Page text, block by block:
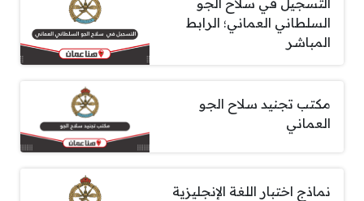
السلطاني العماني؛ الرابط
المباشر
مكتب تجنيد سلاح الجو
العماني
نماذج اختبار اللغة الإنجليزية